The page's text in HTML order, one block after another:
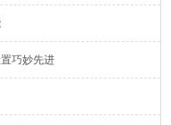
巧妙先进